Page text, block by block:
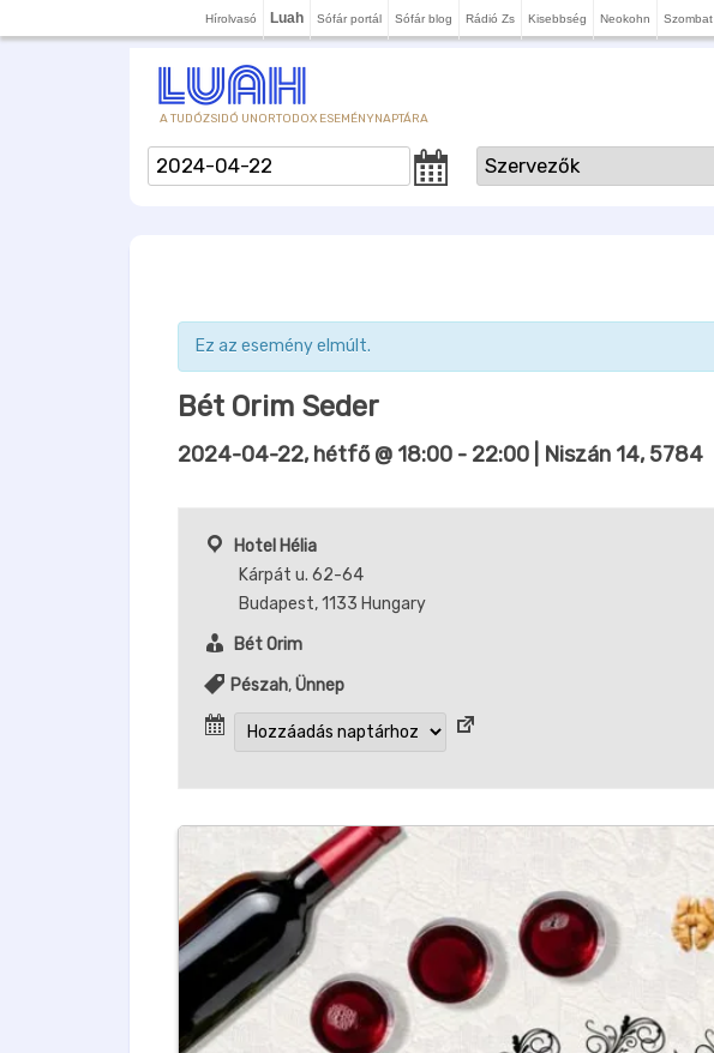
Hírolvasó Luah Sófár portál Sófár blog Rádió Zs Kisebbség Neokohn Szombat
A TUDÓZSIDÓ UNORTODOX ESEMÉNYNAPTÁRA
Ez az esemény elmúlt.
Bét Orim Seder
2024-04-22, hétfő @ 18:00 - 22:00 | Niszán 14, 5784
Hotel Hélia
Kárpát u. 62-64
Budapest,1133 Hungary
Bét Orim
Pészah,Ünnep